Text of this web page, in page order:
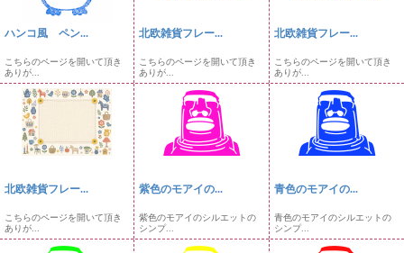
ハンコ風 ペン...
こちらのページを開いて頂き
ありが...
北欧雑貨フレー...
こちらのページを開いて頂き
ありが...
北欧雑貨フレー...
こちらのページを開いて頂き
ありが...
北欧雑貨フレー...
こちらのページを開いて頂き
ありが...
紫色のモアイの...
紫色のモアイのシルエットの
シンプ...
青色のモアイの...
青色のモアイのシルエットの
シンプ...